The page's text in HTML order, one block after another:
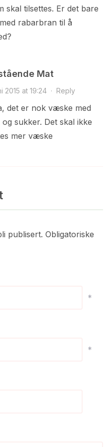
skal tilsettes. Er det bare
rabarbran til å
Mat
2015 at 19:24· Reply
det er nok væske med
og sukker. Det skal ikke
mer væske
publisert. Obligatoriske
*
*